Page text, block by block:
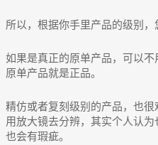
所以，根据你手里产品的级别
如果是真正的原单产品，可以不
原单产品就是正品。
精仿或者复刻级别的产品，也
用放大镜去分辨，其实个人认
也会有瑕疵。